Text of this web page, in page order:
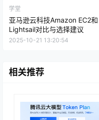
学堂
亚马逊云科技Amazon EC2和
Lightsail对比与选择建议
2025-10-21 13:20:54
相关推荐